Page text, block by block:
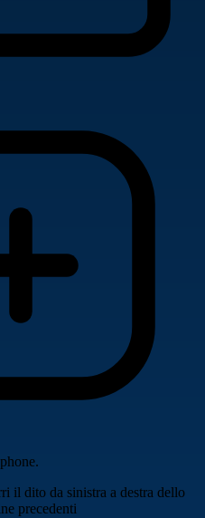
il dito da sinistra a destra dello
precedenti